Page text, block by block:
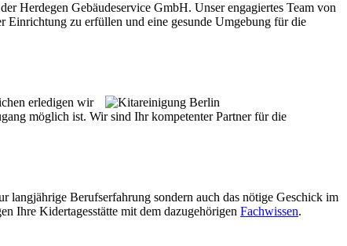
Herdegen Gebäudeservice GmbH. Unser engagiertes Team von
Einrichtung zu erfüllen und eine gesunde Umgebung für die
erledigen wir
möglich ist. Wir sind Ihr kompetenter Partner für die
langjährige Berufserfahrung sondern auch das nötige Geschick im
Ihre Kidertagesstätte mit dem dazugehörigen Fachwissen.